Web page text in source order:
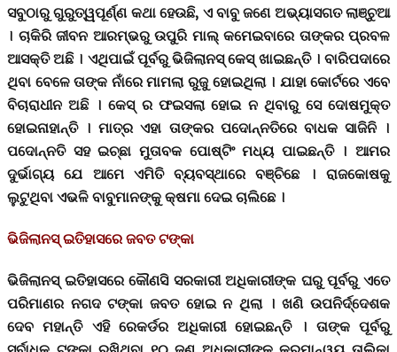
ସବୁଠାରୁ ଗୁରୁତ୍ୱପୂର୍ଣ୍ଣ କଥା ହେଉଛି, ଏ ବାବୁ ଜଣେ ଅଭ୍ୟାସଗତ ଲାଞ୍ଚୁଆ
। ଚାକିରି ଜୀବନ ଆରମ୍ଭରୁ ଉପୁରି ମାଲ୍ କମେଇବାରେ ତାଙ୍କର ପ୍ରବଳ
ଆସକ୍ତି ଅଛି । ଏଥିପାଇଁ ପୂର୍ବରୁ ଭିଜିଲାନସ୍ କେସ୍ ଖାଇଛନ୍ତି । ବାରିପଦାରେ
ଥିବା ବେଳେ ତାଙ୍କ ନାଁରେ ମାମଲା ରୁଜୁ ହୋଇଥିଲା । ଯାହା କୋର୍ଟରେ ଏବେ
ବିଚାରାଧୀନ ଅଛି । କେସ୍ ର ଫଇସଲା ହୋଇ ନ ଥିବାରୁ ସେ ଦୋଷମୁକ୍ତ
ହୋଇନାହାନ୍ତି । ମାତ୍ର ଏହା ତାଙ୍କର ପଦୋନ୍ନତିରେ ବାଧକ ସାଜିନି ।
ପଦୋନ୍ନତି ସହ ଇଚ୍ଛା ମୁତାବକ ପୋଷ୍ଟିଂ ମଧ୍ୟ ପାଇଛନ୍ତି । ଆମର
ଦୁର୍ଭାଗ୍ୟ ଯେ ଆମେ ଏମିତି ବ୍ୟବସ୍ଥାରେ ବଞ୍ଚିଛେ । ରାଜକୋଷକୁ
ଲୁଟୁଥିବା ଏଭଳି ବାବୁମାନଙ୍କୁ କ୍ଷମା ଦେଇ ଚାଲିଛେ ।
ଭିଜିଲାନସ୍ ଇତିହାସରେ ଜବତ ଟଙ୍କା
ଭିଜିଲାନସ୍ ଇତିହାସରେ କୌଣସି ସରକାରୀ ଅଧିକାରୀଙ୍କ ଘରୁ ପୂର୍ବରୁ ଏତେ
ପରିମାଣର ନଗଦ ଟଙ୍କା ଜବତ ହୋଇ ନ ଥିଲା । ଖଣି ଉପନିର୍ଦ୍ଦେଶକ
ଦେବ ମହାନ୍ତି ଏହି ରେକର୍ଡର ଅଧିକାରୀ ହୋଇଛନ୍ତି । ତାଙ୍କ ପୂର୍ବରୁ